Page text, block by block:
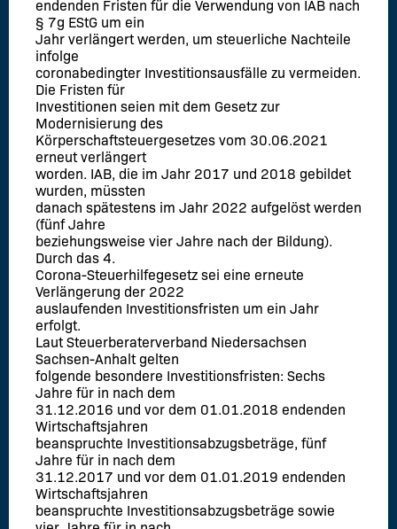
endenden Fristen für die Verwendung von IAB nach
§ 7g EStG um ein
Jahr verlängert werden, um steuerliche Nachteile
infolge
coronabedingter Investitionsausfälle zu vermeiden.
Die Fristen für
Investitionen seien mit dem Gesetz zur
Modernisierung des
Körperschaftsteuergesetzes vom 30.06.2021
erneut verlängert
worden. IAB, die im Jahr 2017 und 2018 gebildet
wurden, müssten
danach spätestens im Jahr 2022 aufgelöst werden
(fünf Jahre
beziehungsweise vier Jahre nach der Bildung).
Durch das 4.
Corona-Steuerhilfegesetz sei eine erneute
Verlängerung der 2022
auslaufenden Investitionsfristen um ein Jahr
erfolgt.
Laut Steuerberaterverband Niedersachsen
Sachsen-Anhalt gelten
folgende besondere Investitionsfristen: Sechs
Jahre für in nach dem
31.12.2016 und vor dem 01.01.2018 endenden
Wirtschaftsjahren
beanspruchte Investitionsabzugsbeträge, fünf
Jahre für in nach dem
31.12.2017 und vor dem 01.01.2019 endenden
Wirtschaftsjahren
beanspruchte Investitionsabzugsbeträge sowie